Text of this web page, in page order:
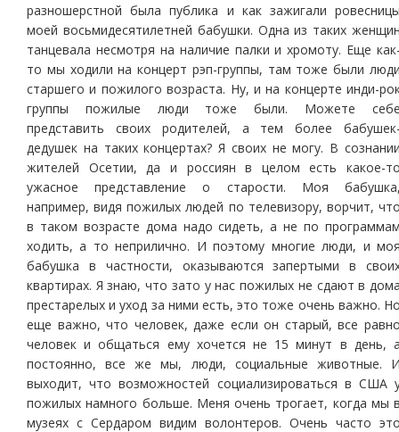
разношерстной была публика и как зажигали
моей восьмидесятилетней бабушки. Одна из таких
танцевала несмотря на наличие палки и хромоту. Еще
то мы ходили на концерт рэп-группы, там тоже были
старшего и пожилого возраста. Ну, и на концерте инди-
группы пожилые люди тоже были. Можете
представить своих родителей, а тем более
дедушек на таких концертах? Я своих не могу. В
жителей Осетии, да и россиян в целом есть какое-
ужасное представление о старости. Моя
например, видя пожилых людей по телевизору, ворчит,
в таком возрасте дома надо сидеть, а не по
ходить, а то неприлично. И поэтому многие люди, и
бабушка в частности, оказываются запертыми в
квартирах. Я знаю, что зато у нас пожилых не сдают в
престарелых и уход за ними есть, это тоже очень важно.
еще важно, что человек, даже если он старый, все
человек и общаться ему хочется не 15 минут в день,
постоянно, все же мы, люди, социальные животные.
выходит, что возможностей социализироваться в США
пожилых намного больше. Меня очень трогает, когда мы
музеях с Сердаром видим волонтеров. Очень часто